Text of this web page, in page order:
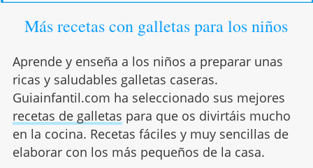
Más recetas con galletas para los niños
Aprende y enseña a los niños a preparar unas
ricas y saludables galletas caseras.
Guiainfantil.com ha seleccionado sus mejores
recetas de galletas para que os divirtáis mucho
en la cocina. Recetas fáciles y muy sencillas de
elaborar con los más pequeños de la casa.